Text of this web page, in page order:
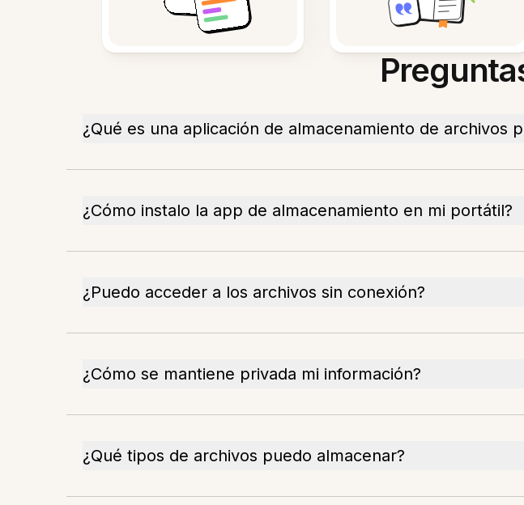
¿Qué es una aplicación de almacenamiento de archivos
¿Cómo instalo la app de almacenamiento en mi portátil?
¿Puedo acceder a los archivos sin conexión?
¿Cómo se mantiene privada mi información?
¿Qué tipos de archivos puedo almacenar?